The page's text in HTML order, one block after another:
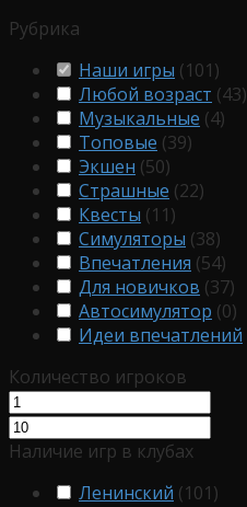
Рубрика
Наши игры (101)
Любой возраст (43)
Музыкальные (4)
Топовые (39)
Экшен (50)
Страшные (22)
Квесты (11)
Симуляторы (38)
Впечатления (54)
Для новичков (37)
Автосимулятор (0)
Идеи впечатлений
Количество игроков
Наличие игр в клубах
Ленинский (101)